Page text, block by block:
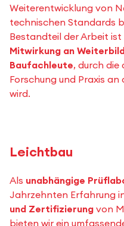
Weiterentwicklung von
technischen Standards
Bestandteil der Arbeit ist
Mitwirkung an
Baufachleute, durch die
Forschung und Praxis
wird.
Leichtbau
Als unabhängige
Jahrzehnten Erfahrung
und Zertifizierung von
bieten wir ein